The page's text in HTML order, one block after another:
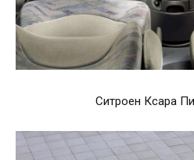
Ситроен Ксара